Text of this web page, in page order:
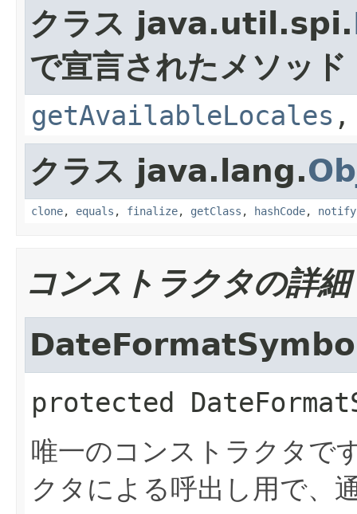
クラス java.util.spi.
で宣言されたメソッド
getAvailableLocales
クラス java.lang.
clone, equals , finalize, getClass , hashCode, notify
コンストラクタの詳細
protected
唯一のコンストラクタで
クタによる呼出し用で、